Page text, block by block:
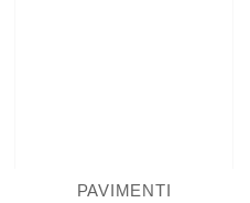
PAVIMENTI